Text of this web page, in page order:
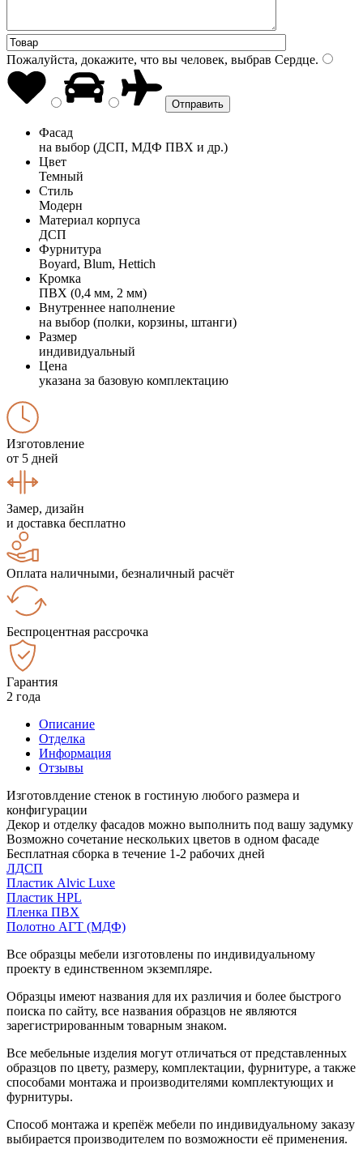
Пожалуйста, докажите, что вы человек, выбрав Сердце.
Фасад
на выбор (ДСП, МДФ ПВХ и др.)
Цвет
Темный
Стиль
Модерн
Материал корпуса
ДСП
Фурнитура
Boyard, Blum, Hettich
Кромка
ПВХ (0,4 мм, 2 мм)
Внутреннее наполнение
на выбор (полки, корзины, штанги)
Размер
индивидуальный
Цена
указана за базовую комплектацию
Изготовление
от 5 дней
Замер, дизайн
и доставка бесплатно
Оплата наличными, безналичный расчёт
Беспроцентная рассрочка
Гарантия
2 года
Описание
Отделка
Информация
Отзывы
Изготовлдение стенок в гостиную любого размера и
конфигурации
Декор и отделку фасадов можно выполнить под вашу задумку
Возможно сочетание нескольких цветов в одном фасаде
Бесплатная сборка в течение 1-2 рабочих дней
ЛДСП
Пластик Alvic Luxe
Пластик HPL
Пленка ПВХ
Полотно АГТ (МДФ)
Все образцы мебели изготовлены по индивидуальному
проекту в единственном экземпляре.
Образцы имеют названия для их различия и более быстрого
поиска по сайту, все названия образцов не являются
зарегистрированным товарным знаком.
Все мебельные изделия могут отличаться от представленных
образцов по цвету, размеру, комплектации, фурнитуре, а также
способами монтажа и производителями комплектующих и
фурнитуры.
Способ монтажа и крепёж мебели по индивидуальному заказу
выбирается производителем по возможности её применения.